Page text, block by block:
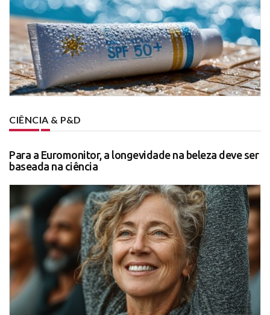
CIÊNCIA & P&D
Para a Euromonitor, a longevidade na beleza deve ser
baseada na ciência